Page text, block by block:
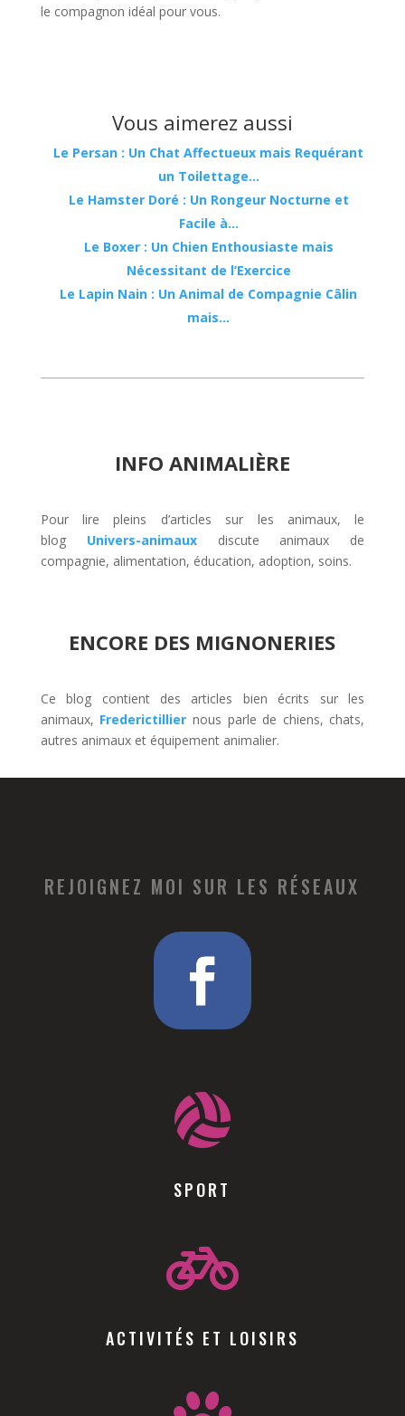
le compagnon idéal pour vous.
Vous aimerez aussi
Le Persan : Un Chat Affectueux mais Requérant
un Toilettage…
Le Hamster Doré : Un Rongeur Nocturne et
Facile à…
Le Boxer : Un Chien Enthousiaste mais
Nécessitant de l’Exercice
Le Lapin Nain : Un Animal de Compagnie Câlin
mais…
INFO ANIMALIÈRE
Pour lire pleins d’articles sur les animaux, le
blog Univers-animauxdiscute animaux de
compagnie, alimentation, éducation, adoption, soins.
ENCORE DES MIGNONERIES
Ce blog contient des articles bien écrits sur les
animaux, Frederictillier nous parle de chiens, chats,
autres animaux et équipement animalier.
REJOIGNEZ MOI SUR LES RÉSEAUX

SPORT

ACTIVITÉS ET LOISIRS